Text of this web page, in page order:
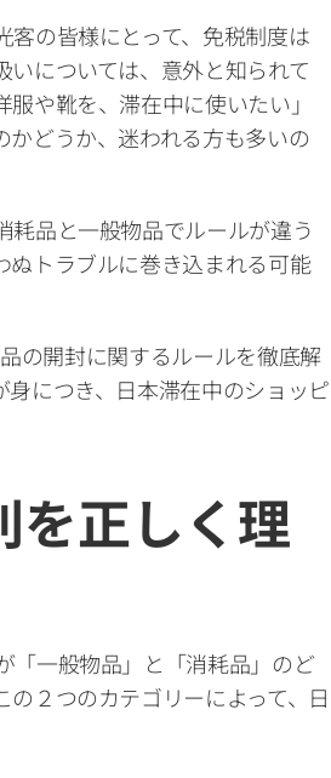
客の皆様にとって、免税制度は
については、意外と知られて
や靴を、滞在中に使いたい」
どうか、迷われる方も多いの
耗品と一般物品でルールが違う
ぬトラブルに巻き込まれる可能
の開封に関するルールを徹底解
につき、日本滞在中のショッピ
を正しく理
「一般物品」と「消耗品」のど
２つのカテゴリーによって、日